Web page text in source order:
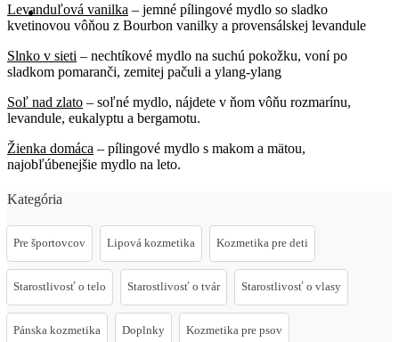
Levanduľová vanilka – jemné pílingové mydlo so sladko
kvetinovou vôňou z Bourbon vanilky a provensálskej levandule
Slnko v sieti – nechtíkové mydlo na suchú pokožku, voní po
sladkom pomaranči, zemitej pačuli a ylang-ylang
Soľ nad zlato – soľné mydlo, nájdete v ňom vôňu rozmarínu,
levandule, eukalyptu a bergamotu.
Žienka domáca – pílingové mydlo s makom a mätou,
najobľúbenejšie mydlo na leto.
Kategória
Pre športovcov Lipová kozmetika Kozmetika pre deti
Starostlivosť o telo Starostlivosť o tvár Starostlivosť o vlasy
Pánska kozmetika Doplnky Kozmetika pre psov